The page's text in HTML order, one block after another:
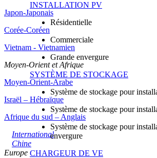
Japon-Japonais
Corée-Coréen
Vietnam - Vietnamien
Moyen-Orient et Afrique
Moyen-Orient-Arabe
Israël – Hébraïque
Afrique du sud – Anglais
International
Chine
Europe
INSTALLATION PV
Résidentielle
Commerciale
Grande envergure
SYSTÈME DE STOCKAGE
Système de stockage pour
Système de stockage pour
Système de stockage pour
envergure
CHARGEUR DE VE